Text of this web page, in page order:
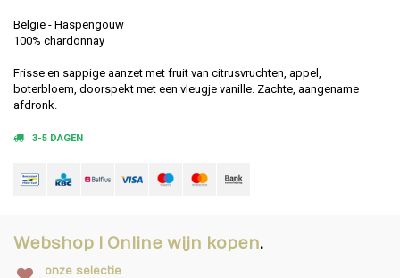
België - Haspengouw
100% chardonnay
Frisse en sappige aanzet met fruit van citrusvruchten, appel,
boterbloem, doorspekt met een vleugje vanille. Zachte, aangename
afdronk.
3-5 DAGEN
Webshop I Online wijn kopen.
onze selectie